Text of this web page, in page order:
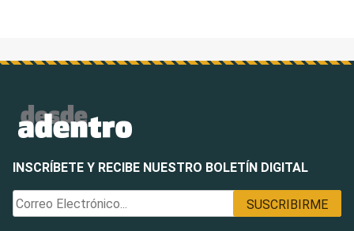
INSCRÍBETE Y RECIBE NUESTRO BOLETÍN DIGITAL